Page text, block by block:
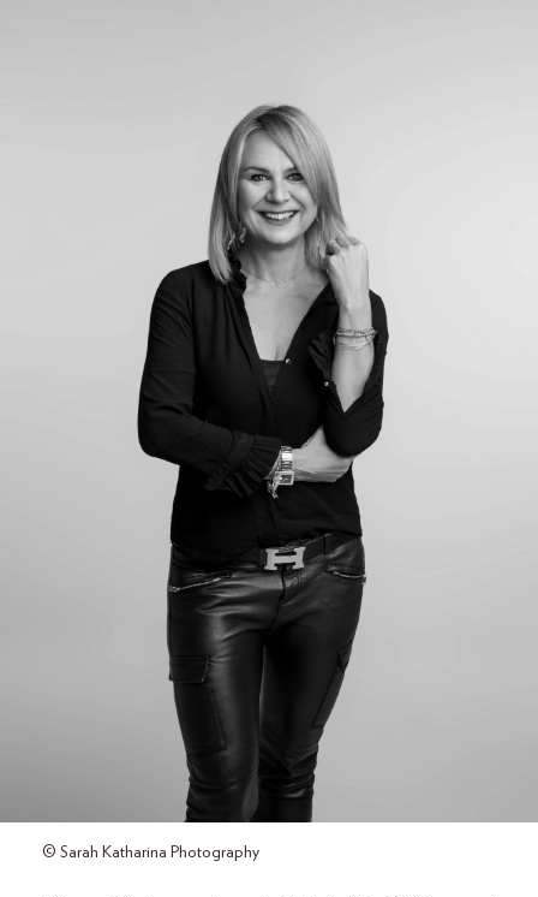
© Sarah Katharina Photography